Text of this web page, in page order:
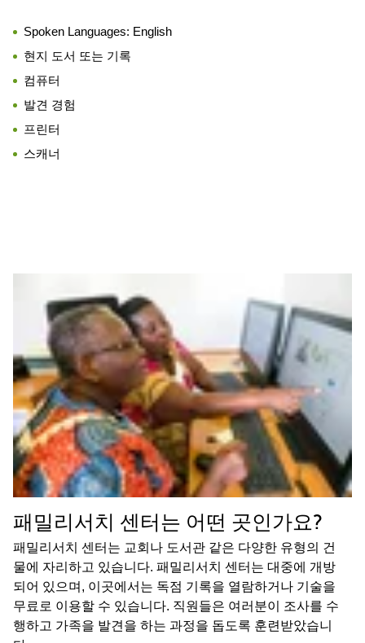
Spoken Languages: English
현지 도서 또는 기록
컴퓨터
발견 경험
프린터
스캐너
패밀리서치 센터는 어떤 곳인가요?
패밀리서치 센터는 교회나 도서관 같은 다양한 유형의 건
물에 자리하고 있습니다. 패밀리서치 센터는 대중에 개방
되어 있으며, 이곳에서는 독점 기록을 열람하거나 기술을
무료로 이용할 수 있습니다. 직원들은 여러분이 조사를 수
행하고 가족을 발견을 하는 과정을 돕도록 훈련받았습니